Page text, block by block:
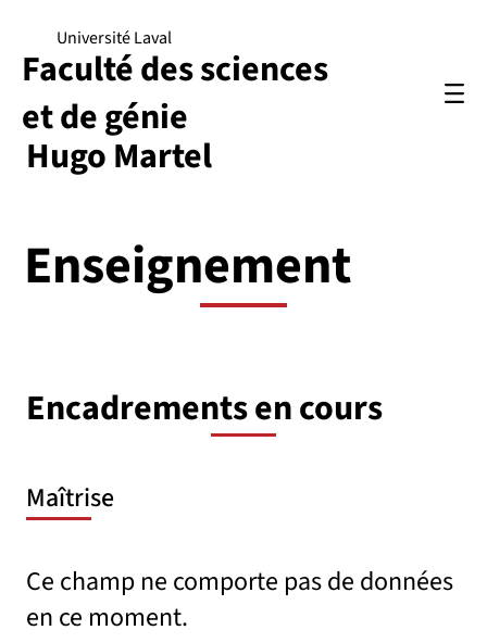
Hugo Martel
Université Laval
Faculté des sciences
et de génie
Enseignement
Encadrements en cours
Maîtrise
Ce champ ne comporte pas de données
en ce moment.